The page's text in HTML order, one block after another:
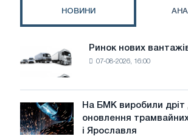
НОВИНИ
Ринок
нових
вантажівок
у
липні
Ринок нових
07-08-2026, 16:00
На
БМК
виробили
На БМК виробили дріт
оновлення
і Ярославля